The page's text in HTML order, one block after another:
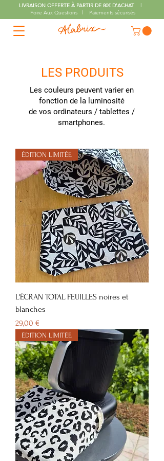
LIVRAISON OFFERTE À PARTIR DE 80€ D'ACHAT
l
Foire Aux Questions l Paiements sécurisés
LES PRODUITS
Les couleurs peuvent varier en
fonction de la luminosité
de vos ordinateurs / tablettes /
smartphones.
ÉDITION LIMITÉE
L'ÉCRAN TOTAL FEUILLES noires et
blanches
Prix
29,00 €
ÉDITION LIMITÉE